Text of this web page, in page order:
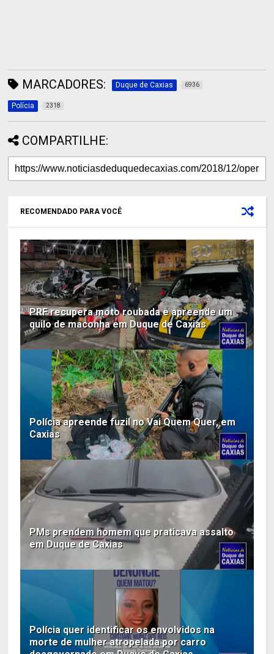
MARCADORES: Duque de Caxias 6936
Polícia 2318
COMPARTILHE:
RECOMENDADO PARA VOCÊ
PRF recupera moto roubada e apreende um
quilo de maconha em Duque de Caxias
Polícia apreende fuzil no Vai Quem Quer, em
Caxias
PMs prendem homem que praticava assalto
em Duque de Caxias
Polícia quer identificar os envolvidos na
morte de mulher atropelada por carro